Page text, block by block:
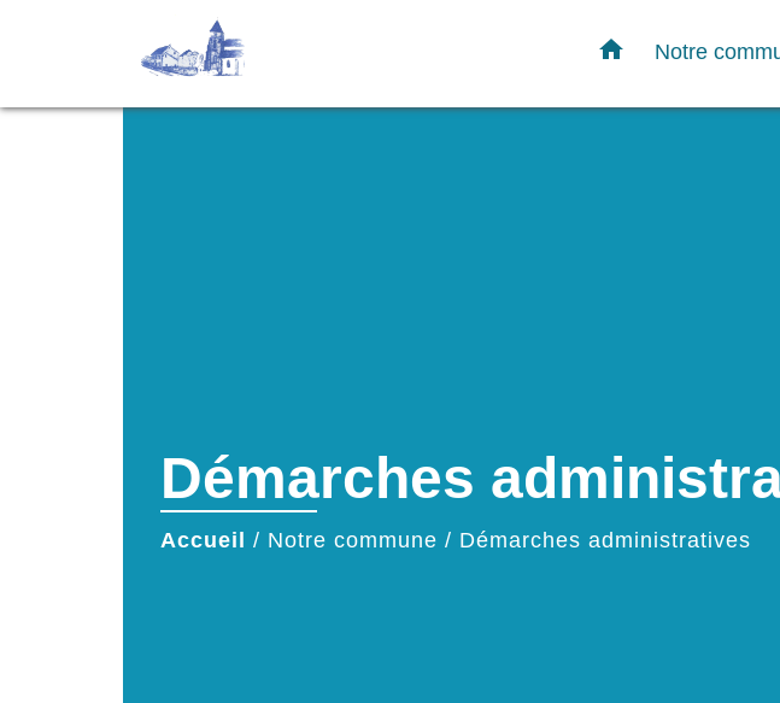
home Notre
Démarches
Accueil / Notre commune / Démarches administratives